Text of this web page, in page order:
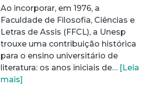
Ao incorporar, em 1976, a
Faculdade de Filosofia, Ciências e
Letras de Assis (FFCL), a Unesp
trouxe uma contribuição histórica
para o ensino universitário de
literatura: os anos iniciais de… [Leia
mais]